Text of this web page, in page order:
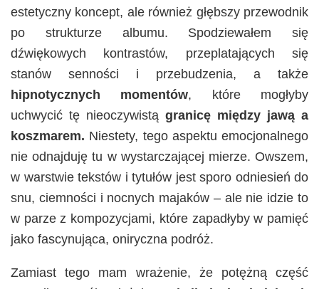
estetyczny koncept, ale również głębszy przewodnik
po strukturze albumu. Spodziewałem się
dźwiękowych kontrastów, przeplatających się
stanów senności i przebudzenia, a także
hipnotycznych momentów, które mogłyby
uchwycić tę nieoczywistą granicę między jawą a
koszmarem. Niestety, tego aspektu emocjonalnego
nie odnajduję tu w wystarczającej mierze. Owszem,
w warstwie tekstów i tytułów jest sporo odniesień do
snu, ciemności i nocnych majaków – ale nie idzie to
w parze z kompozycjami, które zapadłyby w pamięć
jako fascynująca, oniryczna podróż.
Zamiast tego mam wrażenie, że potężną część